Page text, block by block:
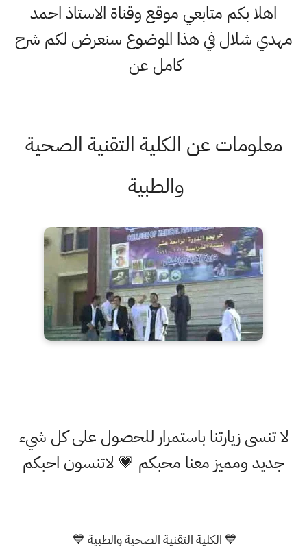
اهلا بكم متابعي موقع وقناة الاستاذ احمد
مهدي شلال في هذا الموضوع سنعرض لكم شرح
كامل عن
معلومات عن الكلية التقنية الصحية
والطبية
لا تنسى زيارتنا باستمرار للحصول على كل شيء
جديد ومميز معنا محبكم 💗 لاتنسون احبكم
💙 الكلية التقنية الصحية والطبية 💙